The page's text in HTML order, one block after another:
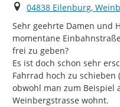
Ort
04838 Eilenburg,
Sehr geehrte Damen und
momentane
frei zu geben?
Es ist doch schon sehr
Fahrrad hoch zu schieben
obwohl man zum Beispiel
Weinbergstrasse wohnt.